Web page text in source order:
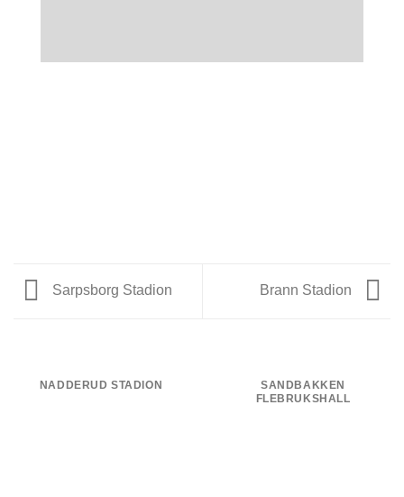
Sarpsborg Stadion Brann Stadion
NADDERUD STADION
SANDBAKKEN
FLEBRUKSHALL